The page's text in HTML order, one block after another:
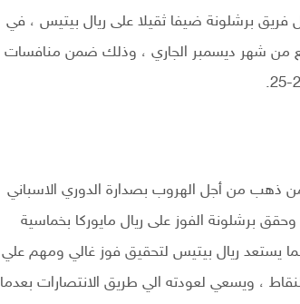
فريق برشلونة ضيفا ثقيلا على ريال بيتيس ، في
من شهر ديسمبر الجاري ، وذلك ضمن منافسات
ذهب من أجل الهروب بصدارة الدوري الاسباني
برشلونة الفوز على ريال مايوركا بخماسية
يستعد ريال بيتيس لتحقيق فوز غالي ومهم علي
، ويسعي لعودته الي طريق الانتصارات بعدما